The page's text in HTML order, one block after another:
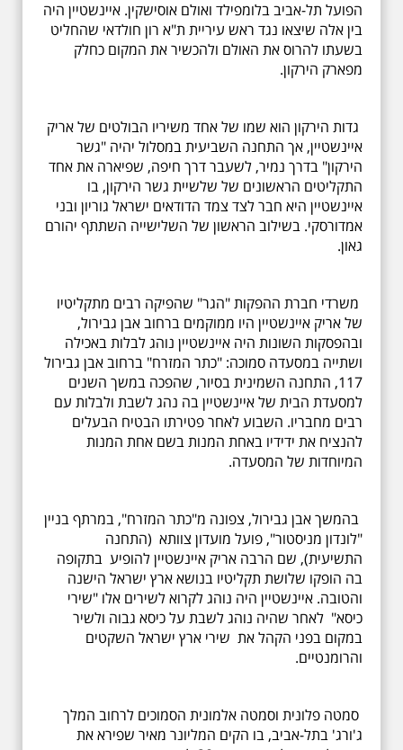
הפועל תל-אביב בלומפילד ואולם אוסישקין. איינשטיין היה
בין אלה שיצאו נגד ראש עיריית ת"א רון חולדאי שהחליט
בשעתו להרוס את האולם ולהכשיר את המקום כחלק
מפארק הירקון.
גדות הירקון הוא שמו של אחד משיריו הבולטים של אריק
איינשטיין, אך התחנה השביעית במסלול יהיה "גשר
הירקון" בדרך נמיר, לשעבר דרך חיפה, שפיארה את אחד
התקליטים הראשונים של שלשיית גשר הירקון, בו
איינשטיין היא חבר לצד צמד הדודאים ישראל גוריון ובני
אמדורסקי. בשילוב הראשון של השלישייה השתתף יהורם
גאון.
משרדי חברת ההפקות "הגר" שהפיקה רבים מתקליטיו
של אריק איינשטיין היו ממוקמים ברחוב אבן גבירול,
ובהפסקות השונות היה איינשטיין נוהג לבלות באכילה
ושתייה במסעדה סמוכה: "כתר המזרח" ברחוב אבן גבירול
117, התחנה השמינית בסיור, שהפכה במשך השנים
למסעדת הבית של איינשטיין בה נהג לשבת ולבלות עם
רבים מחבריו. השבוע לאחר פטירתו הבטיח הבעלים
להנציח את ידידיו באחת המנות בשם אחת המנות
המיוחדות של המסעדה.
בהמשך אבן גבירול, צפונה מ"כתר המזרח", במרתף בניין
"לונדון מניסטור", פועל מועדון צוותא (התחנה
התשיעית), שם הרבה אריק איינשטיין להופיע בתקופה
בה הופקו שלושת תקליטיו בנושא ארץ ישראל הישנה
והטובה. איינשטיין היה נוהג לקרוא לשירים אלו "שירי
כיסא" לאחר שהיה נוהג לשבת על כיסא גבוה ולשיר
במקום בפני הקהל את שירי ארץ ישראל השקטים
והרומנטיים.
סמטה פלונית וסמטה אלמונית הסמוכים לרחוב המלך
ג'ורג' בתל-אביב, בו הקים המליונר מאיר שפירא את